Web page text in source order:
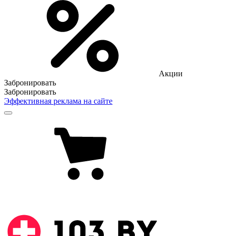
Акции
Забронировать
Забронировать
Эффективная реклама на сайте